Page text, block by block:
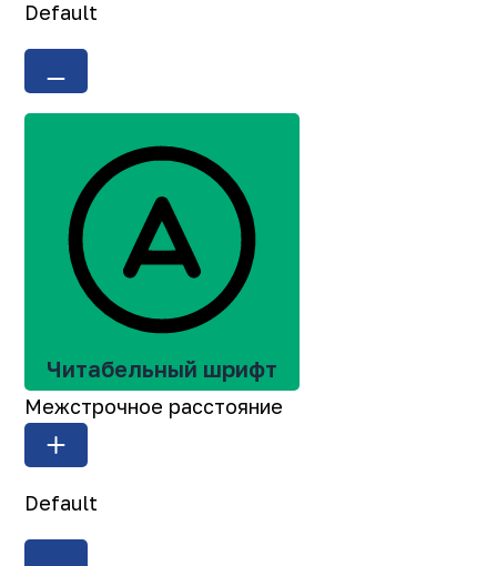
Default
Читабельный шрифт
Межстрочное расстояние
Default